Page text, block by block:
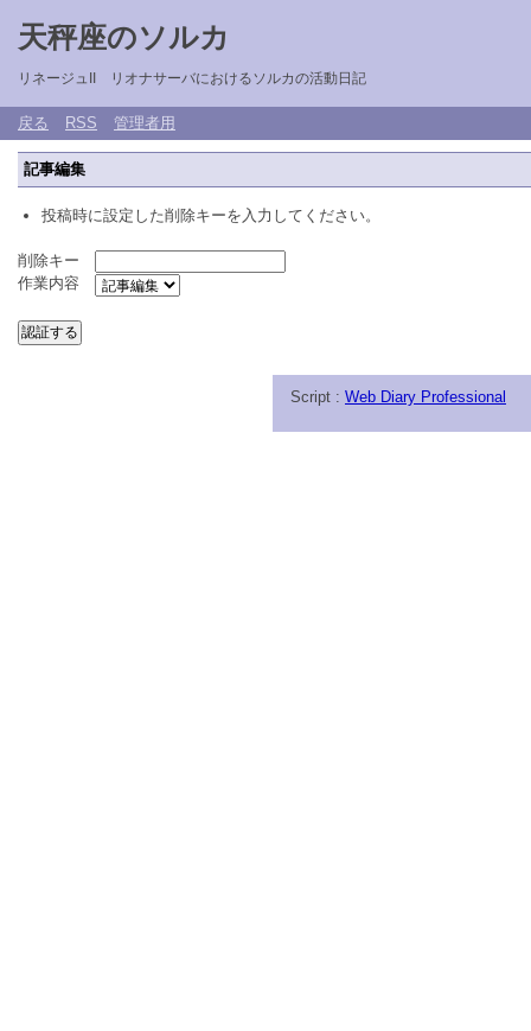
天秤座のソルカ
リネージュII リオナサーバにおけるソルカの活動日記
戻る RSS 管理者用
記事編集
投稿時に設定した削除キーを入力してください。
削除キー
作業内容
Script : Web Diary Professional